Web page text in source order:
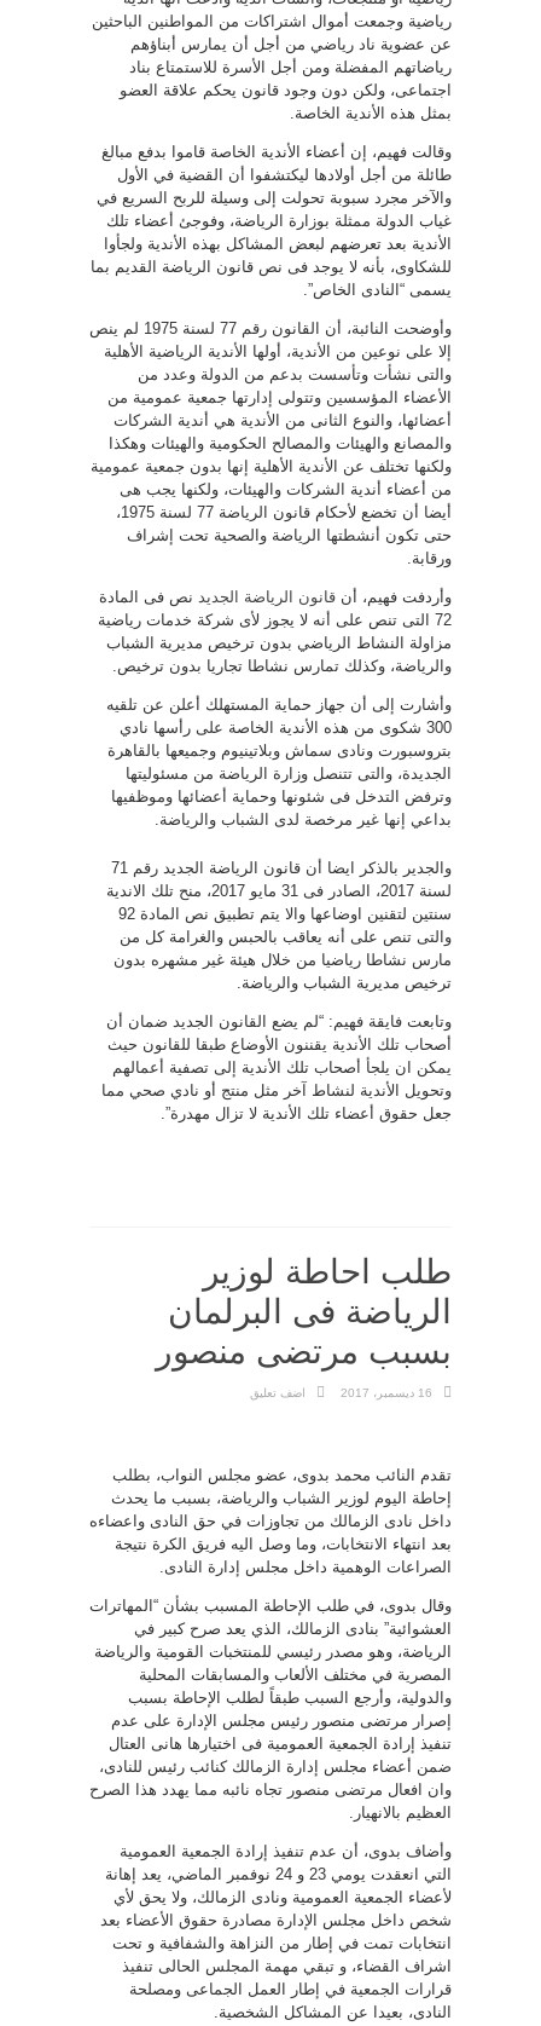
رياضية وجمعت أموال اشتراكات من المواطنين الباحثين
عن عضوية ناد رياضي من أجل أن يمارس أبناؤهم
رياضاتهم المفضلة ومن أجل الأسرة للاستمتاع بناد
اجتماعى، ولكن دون وجود قانون يحكم علاقة العضو
بمثل هذه الأندية الخاصة.
وقالت فهيم، إن أعضاء الأندية الخاصة قاموا بدفع مبالغ
طائلة من أجل أولادها ليكتشفوا أن القضية في الأول
والآخر مجرد سبوبة تحولت إلى وسيلة للربح السريع في
غياب الدولة ممثلة بوزارة الرياضة، وفوجئ أعضاء تلك
الأندية بعد تعرضهم لبعض المشاكل بهذه الأندية ولجأوا
للشكاوى، بأنه لا يوجد فى نص قانون الرياضة القديم بما
يسمى “النادى الخاص”.
وأوضحت النائبة، أن القانون رقم 77 لسنة 1975 لم ينص
إلا على نوعين من الأندية، أولها الأندية الرياضية الأهلية
والتى نشأت وتأسست بدعم من الدولة وعدد من
الأعضاء المؤسسين وتتولى إدارتها جمعية عمومية من
أعضائها، والنوع الثانى من الأندية هي أندية الشركات
والمصانع والهيئات والمصالح الحكومية والهيئات وهكذا
ولكنها تختلف عن الأندية الأهلية إنها بدون جمعية عمومية
من أعضاء أندية الشركات والهيئات، ولكنها يجب هى
أيضا أن تخضع لأحكام قانون الرياضة 77 لسنة 1975،
حتى تكون أنشطتها الرياضة والصحية تحت إشراف
ورقابة.
وأردفت فهيم، أن قانون الرياضة الجديد نص فى المادة
72 التى تنص على أنه لا يجوز لأى شركة خدمات رياضية
مزاولة النشاط الرياضي بدون ترخيص مديرية الشباب
والرياضة، وكذلك تمارس نشاطا تجاريا بدون ترخيص.
وأشارت إلى أن جهاز حماية المستهلك أعلن عن تلقيه
300 شكوى من هذه الأندية الخاصة على رأسها نادي
بتروسبورت ونادى سماش وبلاتينيوم وجميعها بالقاهرة
الجديدة، والتى تتنصل وزارة الرياضة من مسئوليتها
وترفض التدخل فى شئونها وحماية أعضائها وموظفيها
بداعي إنها غير مرخصة لدى الشباب والرياضة.
والجدير بالذكر ايضا أن قانون الرياضة الجديد رقم 71
لسنة 2017، الصادر فى 31 مايو 2017، منح تلك الاندية
سنتين لتقنين اوضاعها والا يتم تطبيق نص المادة 92
والتى تنص على أنه يعاقب بالحبس والغرامة كل من
مارس نشاطا رياضيا من خلال هيئة غير مشهره بدون
ترخيص مديرية الشباب والرياضة.
وتابعت فايقة فهيم: “لم يضع القانون الجديد ضمان أن
أصحاب تلك الأندية يقننون الأوضاع طبقا للقانون حيث
يمكن ان يلجأ أصحاب تلك الأندية إلى تصفية أعمالهم
وتحويل الأندية لنشاط آخر مثل منتج أو نادي صحي مما
جعل حقوق أعضاء تلك الأندية لا تزال مهدرة”.
طلب احاطة لوزير
الرياضة فى البرلمان
بسبب مرتضى منصور
16 ديسمبر، 2017 اضف تعليق
تقدم النائب محمد بدوى، عضو مجلس النواب، بطلب
إحاطة اليوم لوزير الشباب والرياضة، بسبب ما يحدث
داخل نادى الزمالك من تجاوزات في حق النادى واعضاءه
بعد انتهاء الانتخابات، وما وصل اليه فريق الكرة نتيجة
الصراعات الوهمية داخل مجلس إدارة النادى.
وقال بدوى، في طلب الإحاطة المسبب بشأن “المهاترات
العشوائية” بنادى الزمالك، الذي يعد صرح كبير في
الرياضة، وهو مصدر رئيسي للمنتخبات القومية والرياضة
المصرية في مختلف الألعاب والمسابقات المحلية
والدولية، وأرجع السبب طبقاً لطلب الإحاطة بسبب
إصرار مرتضى منصور رئيس مجلس الإدارة على عدم
تنفيذ إرادة الجمعية العمومية فى اختيارها هانى العتال
ضمن أعضاء مجلس إدارة الزمالك كنائب رئيس للنادى،
وان افعال مرتضى منصور تجاه نائبه مما يهدد هذا الصرح
العظيم بالانهيار.
وأضاف بدوى، أن عدم تنفيذ إرادة الجمعية العمومية
التي انعقدت يومي 23 و 24 نوفمبر الماضي، يعد إهانة
لأعضاء الجمعية العمومية ونادى الزمالك، ولا يحق لأي
شخص داخل مجلس الإدارة مصادرة حقوق الأعضاء بعد
انتخابات تمت في إطار من النزاهة والشفافية و تحت
اشراف القضاء، و تبقي مهمة المجلس الحالى تنفيذ
قرارات الجمعية في إطار العمل الجماعى ومصلحة
النادى، بعيدا عن المشاكل الشخصية.